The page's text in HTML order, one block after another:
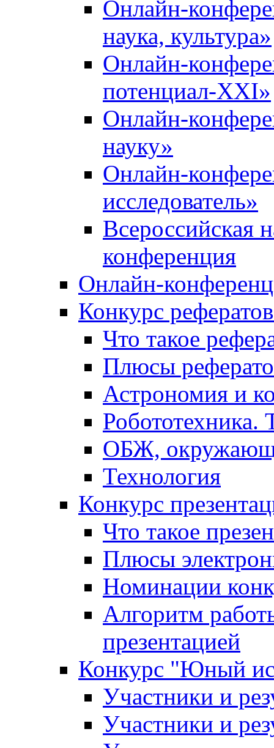
Онлайн-
наука, культура»
Онлайн-
потенциал-XXI»
Онлайн-
науку»
Онлайн-
исследователь»
Всероссийская
конференция
Онлайн-
Конкурс
Что такое
Плюсы
Астрономия и
Робототехника.
ОБЖ,
Технология
Конкурс
Что такое
Плюсы
Номинации
Алгоритм
презентацией
Конкурс "Юный
Участники и
Участники и